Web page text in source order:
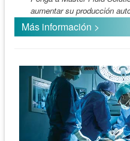
aumentar su producción
Más información >